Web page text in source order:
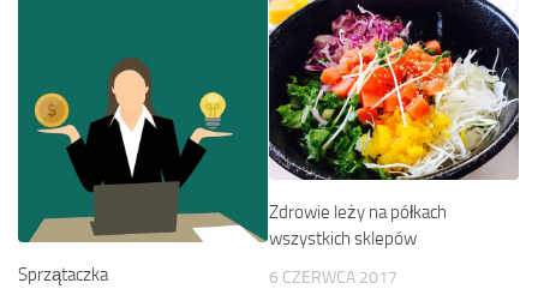
Sprzątaczka
Zdrowie leży na półkach
wszystkich sklepów
6 CZERWCA 2017